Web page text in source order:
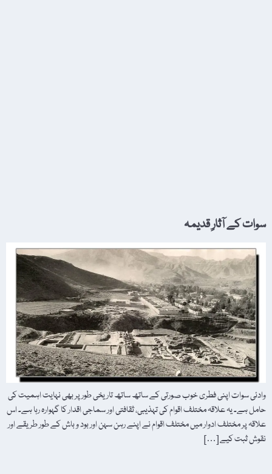
سوات کے آثارِ قدیمہ
وادئی سوات اپنی فطری خوب صورتی کے ساتھ ساتھ تاریخی طور پر بھی نہایت اہمیت کی
حامل ہے۔ یہ علاقہ مختلف اقوام کی تہذیبی، ثقافتی اور سماجی اقدار کا گہوارہ رہا ہے۔ اس
علاقہ پر مختلف ادوار میں مختلف اقوام نے اپنے رہن سہن اور بود و باش کے طور طریقے اور
نقوش ثبت کیے […]